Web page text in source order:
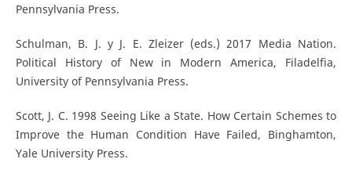
Pennsylvania Press.
Schulman, B. J. y J. E. Zleizer (eds.) 2017 Media Nation.
Political History of New in Modern America, Filadelfia,
University of Pennsylvania Press.
Scott, J. C. 1998 Seeing Like a State. How Certain Schemes to
Improve the Human Condition Have Failed, Binghamton,
Yale University Press.